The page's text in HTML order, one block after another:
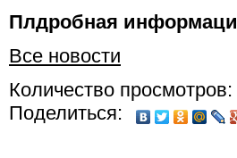
Плдробная
Все новости
Количество
Поделиться: